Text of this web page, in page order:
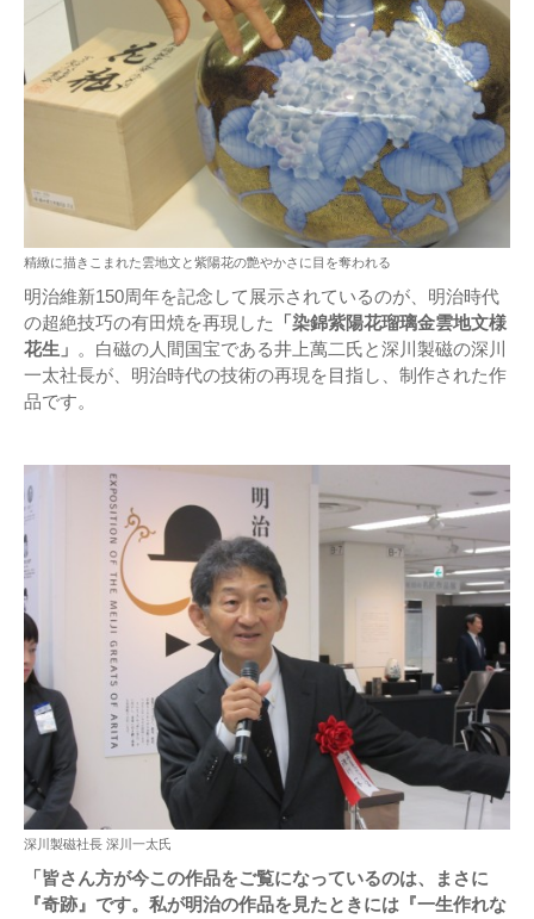
精緻に描きこまれた雲地文と紫陽花の艶やかさに目を奪われる
明治維新150周年を記念して展示されているのが、明治時代
の超絶技巧の有田焼を再現した
「染錦紫陽花瑠璃金雲地文様
花生」 。白磁の人間国宝である井上萬二氏と深川製磁の深川
一太社長が、明治時代の技術の再現を目指し、制作された作
品です。
深川製磁社長 深川一太氏
「皆さん方が今この作品をご覧になっているのは、まさに
『奇跡』です。私が明治の作品を見たときには『一生作れな